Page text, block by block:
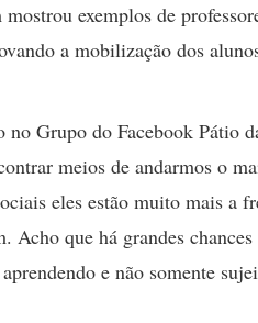
exemplos de
a mobilização dos
Grupo do Facebook Pátio
meios de andarmos o
eles estão muito mais a
Acho que há grandes chances
e não somente